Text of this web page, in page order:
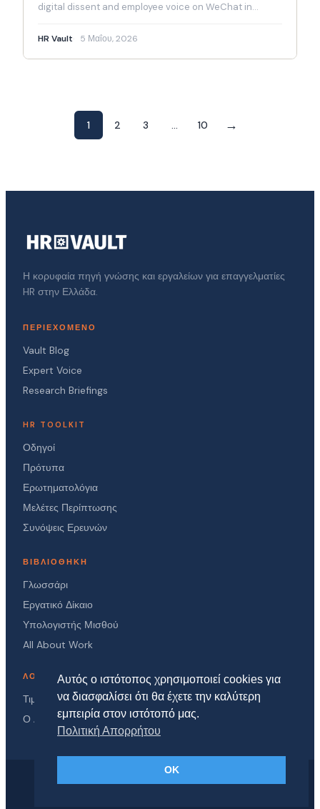
digital dissent and employee voice on WeChat in…
HR Vault 5 Μαΐου, 2026
Σελιδοποίηση
άρθρων
1 2 3 … 10 →
Η κορυφαία πηγή γνώσης και εργαλείων για επαγγελματίες
HR στην Ελλάδα.
ΠΕΡΙΕΧΌΜΕΝΟ
Vault Blog
Expert Voice
Research Briefings
HR TOOLKIT
Οδηγοί
Πρότυπα
Ερωτηματολόγια
Μελέτες Περίπτωσης
Συνόψεις Ερευνών
ΒΙΒΛΙΟΘΉΚΗ
Γλωσσάρι
Εργατικό Δίκαιο
Υπολογιστής Μισθού
All About Work
ΛΟΓΑΡΙΑΣΜΌΣ
Τιμές
Ο Λογαριασμός μου
Αυτός ο ιστότοπος χρησιμοποιεί cookies για
να διασφαλίσει ότι θα έχετε την καλύτερη
εμπειρία στον ιστότοπό μας.
Πολιτική Απορρήτου
OK